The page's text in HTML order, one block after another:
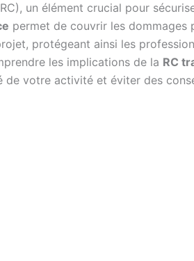
un élément crucial pour
permet de couvrir les dommages
protégeant ainsi les
les implications de la RC
de votre activité et éviter des